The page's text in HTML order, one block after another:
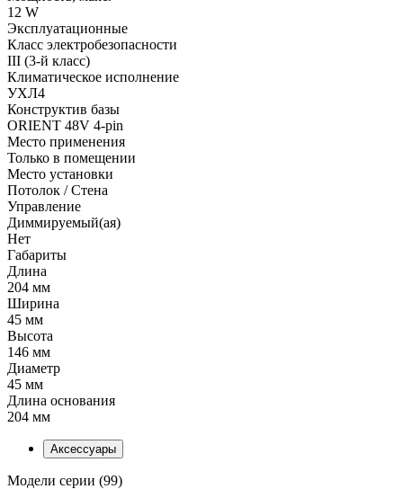
12 W
Эксплуатационные
Класс электробезопасности
III (3-й класс)
Климатическое исполнение
УХЛ4
Конструктив базы
ORIENT 48V 4-pin
Место применения
Только в помещении
Место установки
Потолок / Cтена
Управление
Диммируемый(ая)
Нет
Габариты
Длина
204 мм
Ширина
45 мм
Высота
146 мм
Диаметр
45 мм
Длина основания
204 мм
Аксессуары
Модели серии (99)